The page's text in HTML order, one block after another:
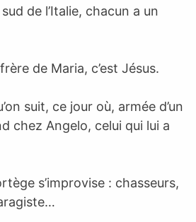
de l’Italie, chacun a un
de Maria, c’est Jésus.
suit, ce jour où, armée d’un
chez Angelo, celui qui lui a
s’improvise : chasseurs,